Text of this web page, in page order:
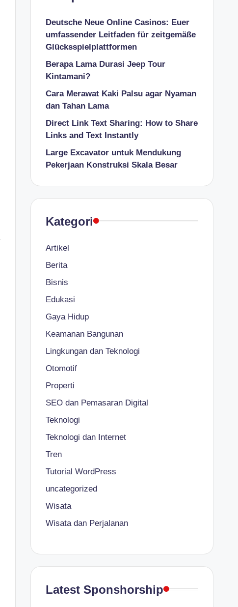
Deutsche Neue Online Casinos: Euer
umfassender Leitfaden für zeitgemäße
Glücksspielplattformen
Berapa Lama Durasi Jeep Tour
Kintamani?
Cara Merawat Kaki Palsu agar Nyaman
dan Tahan Lama
Direct Link Text Sharing: How to Share
Links and Text Instantly
Large Excavator untuk Mendukung
Pekerjaan Konstruksi Skala Besar
Kategori
Artikel
Berita
Bisnis
Edukasi
Gaya Hidup
Keamanan Bangunan
Lingkungan dan Teknologi
Otomotif
Properti
SEO dan Pemasaran Digital
Teknologi
Teknologi dan Internet
Tren
Tutorial WordPress
uncategorized
Wisata
Wisata dan Perjalanan
Latest Sponshorship